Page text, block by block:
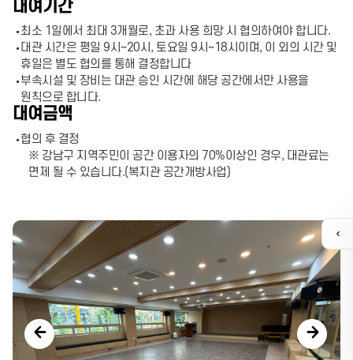
대여기간
최소 1일에서 최대 3개월로, 초과 사용 희망 시 협의하여야 합니다.
대관 시간은 평일 9시~20시, 토요일 9시~18시이며, 이 외의 시간 및
휴일은 별도 협의를 통해 결정합니다
부속시설 및 장비는 대관 승인 시간에 해당 공간에서만 사용을
원칙으로 합니다.
대여금액
협의 후 결정
※ 강남구 지역주민이 공간 이용자의 70%이상인 경우, 대관료는
면제 될 수 있습니다.(복지관 공간개방사업)
퀵
메
열
카톡채널